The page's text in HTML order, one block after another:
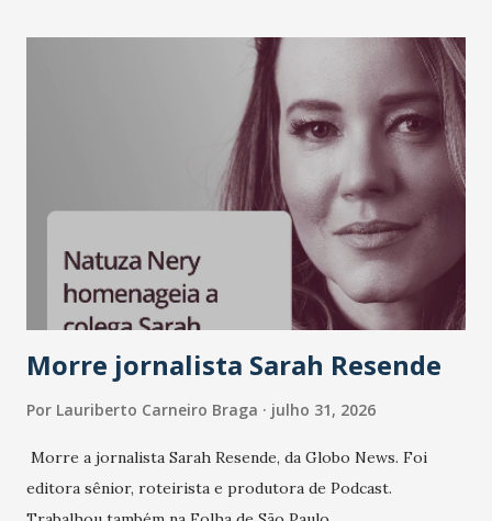
Morre jornalista Sarah Resende
Por Lauriberto Carneiro Braga julho 31, 2026
Morre a jornalista Sarah Resende, da Globo News. Foi
editora sênior, roteirista e produtora de Podcast.